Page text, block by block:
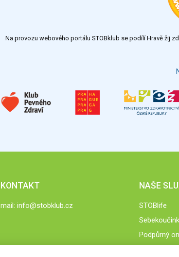
Na provozu webového portálu STOBklub se podílí Hravě žij
KONTAKT
mail: info@stobklub.cz
NAŠE
STOBlife
Sebekoučink
Podpůrný